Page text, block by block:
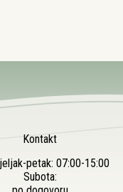
Kontakt
petak: 07:00-15:00
Subota: